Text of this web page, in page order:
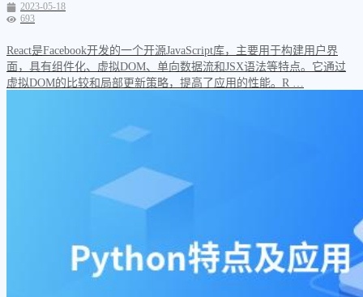
2023-05-18
693
React是Facebook开发的一个开源JavaScript库，主要用于构建用户界
面，具有组件化、虚拟DOM、单向数据流和JSX语法等特点。它通过
虚拟DOM的比较和局部更新策略，提高了应用的性能。R …